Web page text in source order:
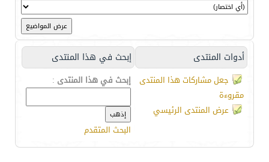
أدوات المنتدى إبحث في هذا المنتدى
جعل مشاركات هذا المنتدى
مقروءة
عرض المنتدى الرئيسي
إبحث في هذا المنتدى :
البحث المتقدم